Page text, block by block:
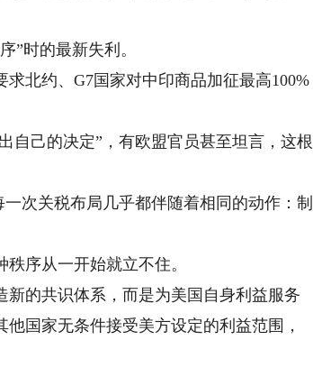
时的最新失利。
北约、G7国家对中印商品加征最高100%
己的决定”，有欧盟官员甚至坦言，这根
次关税布局几乎都伴随着相同的动作：制
序从一开始就立不住。
的共识体系，而是为美国自身利益服务
国家无条件接受美方设定的利益范围，